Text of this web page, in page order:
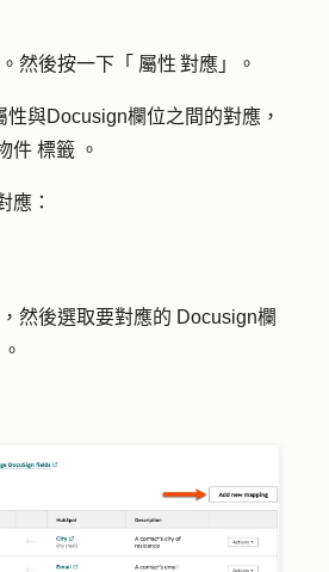
然後按一下「 屬性 對應 」。
與Docusign欄位之間的對應，
件 標籤 。
應：
，然後選取要對應的 Docusign欄
。